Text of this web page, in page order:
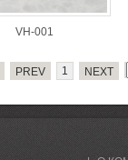
VH-001
PREV 1 NEXT